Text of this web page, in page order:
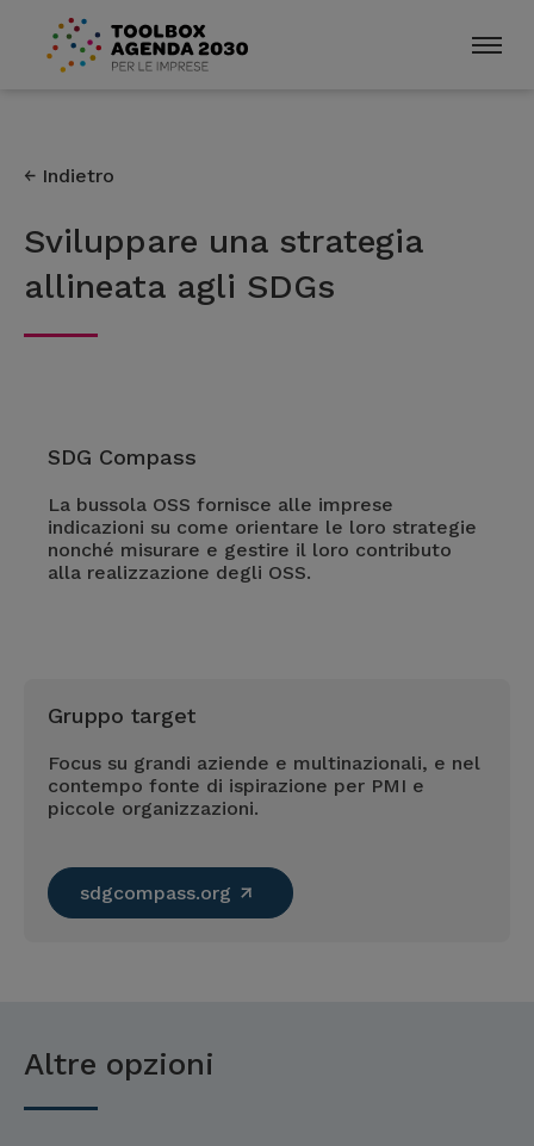
Indietro
Sviluppare una strategia
allineata agli SDGs
SDG Compass
La bussola OSS fornisce alle imprese
indicazioni su come orientare le loro strategie
nonché misurare e gestire il loro contributo
alla realizzazione degli OSS.
Gruppo target
Focus su grandi aziende e multinazionali, e nel
contempo fonte di ispirazione per PMI e
piccole organizzazioni.
sdgcompass.org
Altre opzioni